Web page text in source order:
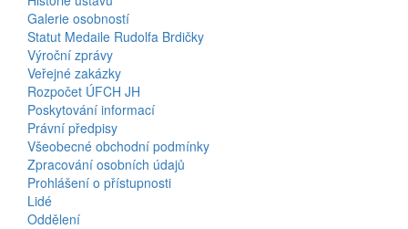
Galerie osobností
Statut Medaile Rudolfa Brdičky
Bottom
Menu
About
Us
Výroční zprávy
Veřejné zakázky
Rozpočet ÚFCH JH
Poskytování informací
Právní předpisy
Všeobecné obchodní podmínky
Zpracování osobních údajů
Prohlášení o přístupnosti
Lidé
Oddělení